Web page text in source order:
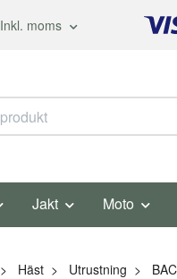
Inkl. moms
Jakt Moto
Häst Utrustning